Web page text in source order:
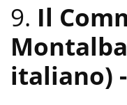
9. Il
italiano)